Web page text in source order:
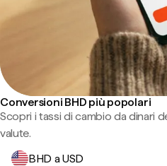
Conversioni BHD più popolari
Scopri i tassi di cambio da dinari
valute.
BHD a USD